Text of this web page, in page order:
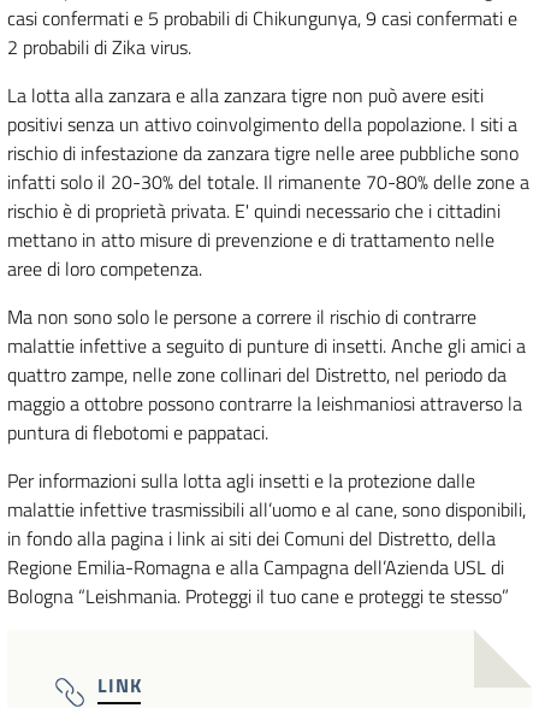
casi confermati e 5 probabili di Chikungunya, 9 casi confermati e
2 probabili di Zika virus.
La lotta alla zanzara e alla zanzara tigre non può avere esiti
positivi senza un attivo coinvolgimento della popolazione. I siti a
rischio di infestazione da zanzara tigre nelle aree pubbliche sono
infatti solo il 20-30% del totale. Il rimanente 70-80% delle zone a
rischio è di proprietà privata. E' quindi necessario che i cittadini
mettano in atto misure di prevenzione e di trattamento nelle
aree di loro competenza.
Ma non sono solo le persone a correre il rischio di contrarre
malattie infettive a seguito di punture di insetti. Anche gli amici a
quattro zampe, nelle zone collinari del Distretto, nel periodo da
maggio a ottobre possono contrarre la leishmaniosi attraverso la
puntura di flebotomi e pappataci.
Per informazioni sulla lotta agli insetti e la protezione dalle
malattie infettive trasmissibili all’uomo e al cane, sono disponibili,
in fondo alla pagina i link ai siti dei Comuni del Distretto, della
Regione Emilia-Romagna e alla Campagna dell’Azienda USL di
Bologna “Leishmania. Proteggi il tuo cane e proteggi te stesso”
LINK